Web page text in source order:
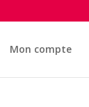
Mon compte